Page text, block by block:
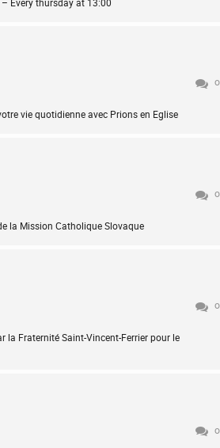
0
vie quotidienne avec Prions en Eglise
0
la Mission Catholique Slovaque
0
la Fraternité Saint-Vincent-Ferrier pour le
0